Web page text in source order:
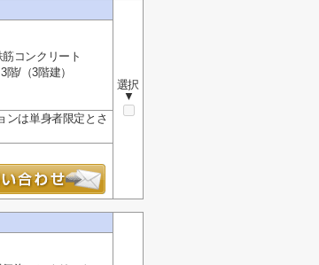
選択
▼
筋コンクリート
3階/（3階建）
ンは単身者限定とさ